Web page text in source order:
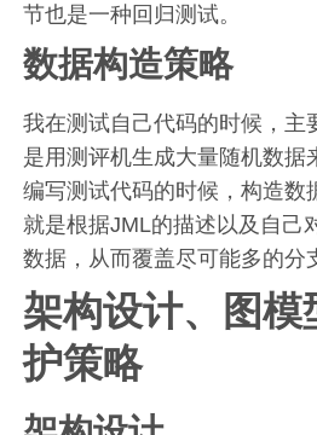
节也是一种回归测试。
数据构造策略
我在测试自己代码的时候，主
是用测评机生成大量随机数据
编写测试代码的时候，构造数
就是根据JML的描述以及自己
数据，从而覆盖尽可能多的分
架构设计、图模
护策略